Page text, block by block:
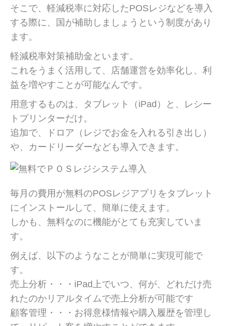
そこで、軽減税率に対応したPOSレジなどを導入
する際に、国が補助しましょうという制度があり
ます。
軽減税率対策補助金といます。
これをうまく活用して、店舗運営を効率化し、利
益を増やすことが可能なんです。
用意するものは、タブレット（iPad）と、レシー
トプリンターだけ。
追加で、ドロア（レジでお金を入れる引き出し）
や、カードリーダーなども導入できます。
毎月の費用が無料のPOSレジアプリをタブレット
にインストールして、簡単に使えます。
しかも、無料なのに機能がとても充実していま
す。
例えば、以下のようなことが簡単に実現可能で
す。
売上分析・・・iPad上でいつ、何が、どれだけ売
れたのかリアルタイムで売上分析が可能です
顧客管理・・・お得意様情報や購入履歴を管理し